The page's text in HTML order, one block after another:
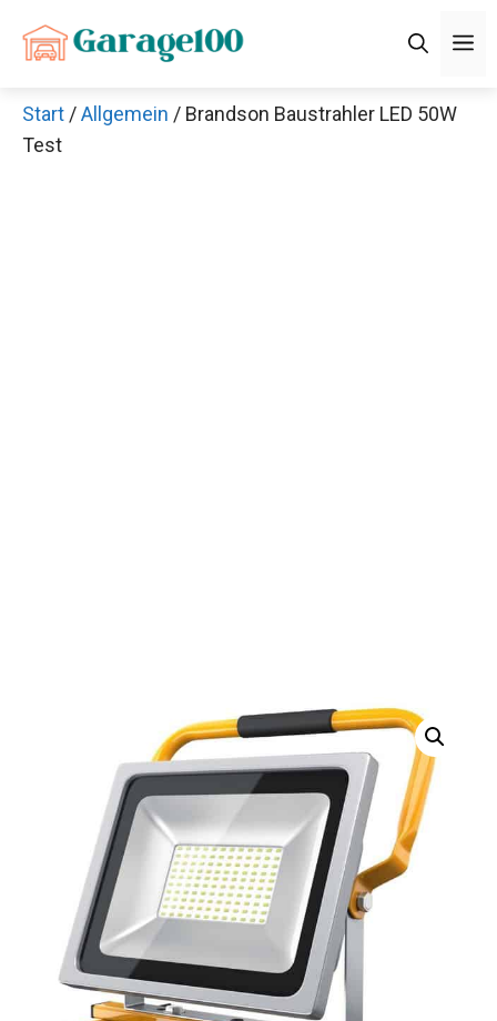
Inhalt
Start /Allgemein / Brandson Baustrahler LED 50W
Test